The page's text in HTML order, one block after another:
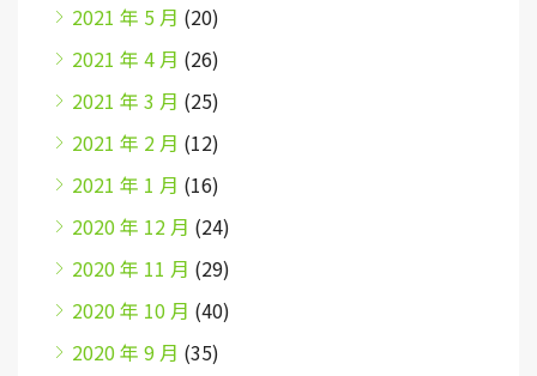
2021 年 5 月 (20)
2021 年 4 月 (26)
2021 年 3 月 (25)
2021 年 2 月 (12)
2021 年 1 月 (16)
2020 年 12 月 (24)
2020 年 11 月 (29)
2020 年 10 月 (40)
2020 年 9 月 (35)